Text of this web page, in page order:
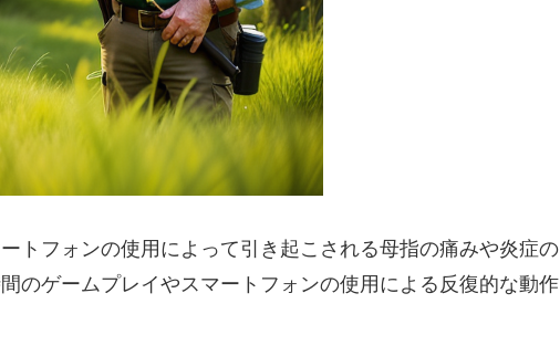
トフォンの使用によって引き起こされる母指の痛みや炎症の
のゲームプレイやスマートフォンの使用による反復的な動作